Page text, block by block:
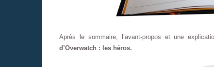
Après le sommaire, l’avant-propos et une
d’Overwatch : les héros.